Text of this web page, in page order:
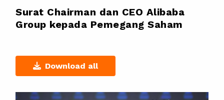
Surat Chairman dan CEO Alibaba
Group kepada Pemegang Saham
Download all